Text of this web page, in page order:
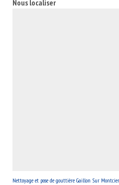
Nous localiser
Nettoyage et pose de gouttière Gaillon Sur